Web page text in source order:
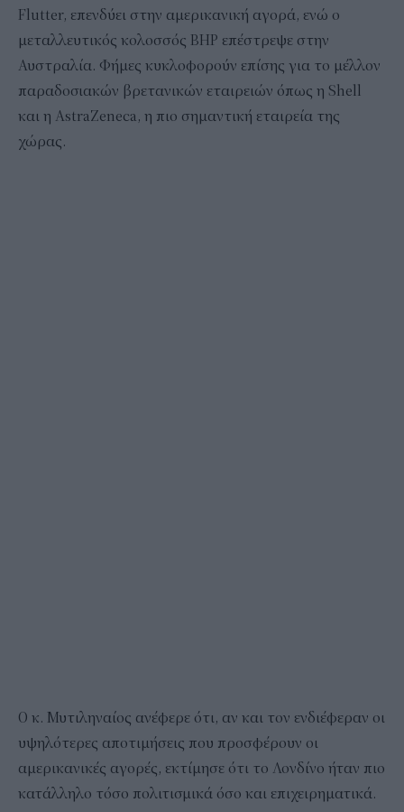
Flutter, επενδύει στην αμερικανική αγορά, ενώ ο
μεταλλευτικός κολοσσός BHP επέστρεψε στην
Αυστραλία. Φήμες κυκλοφορούν επίσης για το μέλλον
παραδοσιακών βρετανικών εταιρειών όπως η Shell
και η AstraZeneca, η πιο σημαντική εταιρεία της
χώρας.
Ο κ. Μυτιληναίος ανέφερε ότι, αν και τον ενδιέφεραν οι
υψηλότερες αποτιμήσεις που προσφέρουν οι
αμερικανικές αγορές, εκτίμησε ότι το Λονδίνο ήταν πιο
κατάλληλο τόσο πολιτισμικά όσο και επιχειρηματικά.